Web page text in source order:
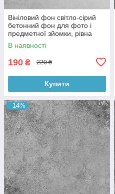
Вініловий фон світло-сірий
бетонний фон для фото і
предметної зйомки, рівна
текстура, 60x60 см, №550674
В наявності
190 ₴ 220 ₴
Купити
–14%